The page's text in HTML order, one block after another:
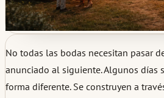
No todas las bodas necesitan pasar
anunciado al siguiente. Algunos días
forma diferente. Se construyen a